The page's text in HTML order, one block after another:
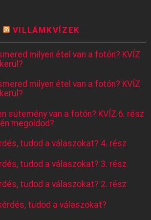
VILLÁMKVÍZEK
milyen étel van a fotón? KVÍZ
milyen étel van a fotón? KVÍZ
sütemény van a fotón? KVÍZ 6. rész
megoldod?
tudod a válaszokat? 4. rész
tudod a válaszokat? 3. rész
tudod a válaszokat? 2. rész
tudod a válaszokat?